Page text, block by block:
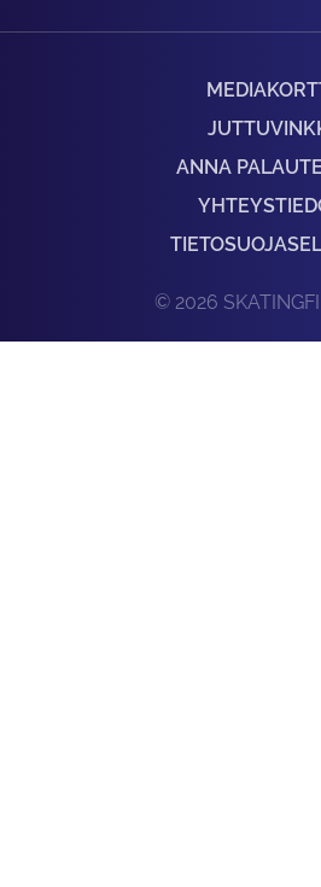
ANNA
© 2026